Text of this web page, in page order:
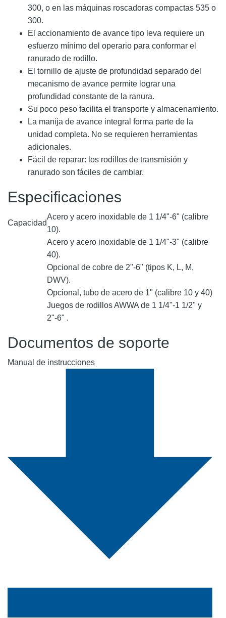
300, o en las máquinas roscadoras compactas 535 o
300.
El accionamiento de avance tipo leva requiere un
esfuerzo mínimo del operario para conformar el
ranurado de rodillo.
El tornillo de ajuste de profundidad separado del
mecanismo de avance permite lograr una
profundidad constante de la ranura.
Su poco peso facilita el transporte y almacenamiento.
La manija de avance integral forma parte de la
unidad completa. No se requieren herramientas
adicionales.
Fácil de reparar: los rodillos de transmisión y
ranurado son fáciles de cambiar.
Especificaciones
Capacidad
Acero y acero inoxidable de 1 1/4"-6" (calibre
10).
Acero y acero inoxidable de 1 1/4"-3" (calibre
40).
Opcional de cobre de 2"-6" (tipos K, L, M,
DWV).
Opcional, tubo de acero de 1" (calibre 10 y 40)
Juegos de rodillos AWWA de 1 1/4"-1 1/2" y
2"-6" .
Documentos de soporte
Manual de instrucciones